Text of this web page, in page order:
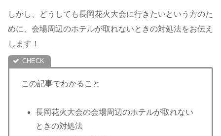
しかし、どうしても長岡花火大会に行きたいという方のた
めに、会場周辺のホテルが取れないときの対処法をお伝え
します！
この記事でわかること
長岡花火大会の会場周辺のホテルが取れない
ときの対処法